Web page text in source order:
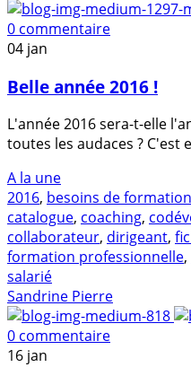
0 commentaire
04 jan
Belle année 2016 !
L'année 2016 sera-t-elle
toutes les audaces ? C'est
A la une
2016, besoins de formation
catalogue, coaching,
collaborateur, dirigeant,
formation professionnelle,
salarié
Sandrine Pierre
0 commentaire
16 jan